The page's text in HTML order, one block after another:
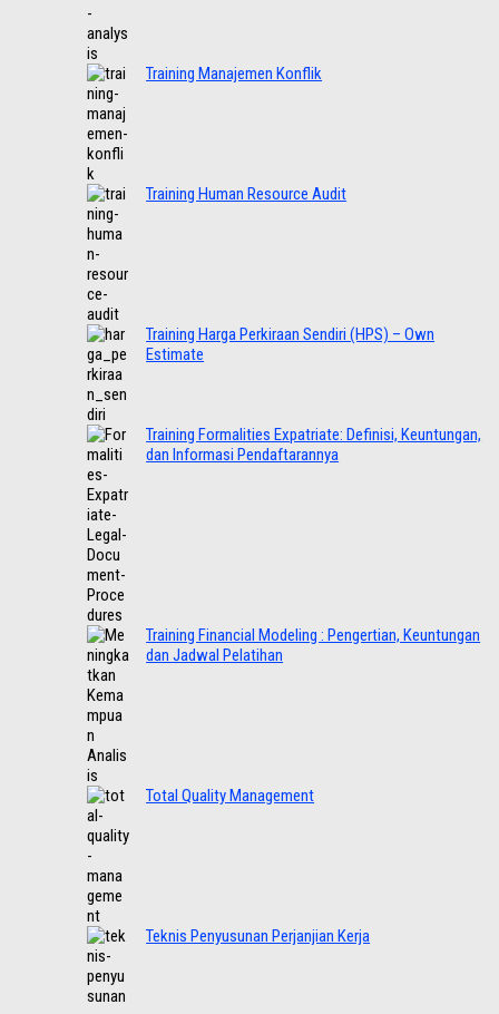
Training Manajemen Konflik
Training Human Resource Audit
Training Harga Perkiraan Sendiri (HPS) – Own
Estimate
Training Formalities Expatriate: Definisi, Keuntungan,
dan Informasi Pendaftarannya
Training Financial Modeling : Pengertian, Keuntungan
dan Jadwal Pelatihan
Total Quality Management
Teknis Penyusunan Perjanjian Kerja